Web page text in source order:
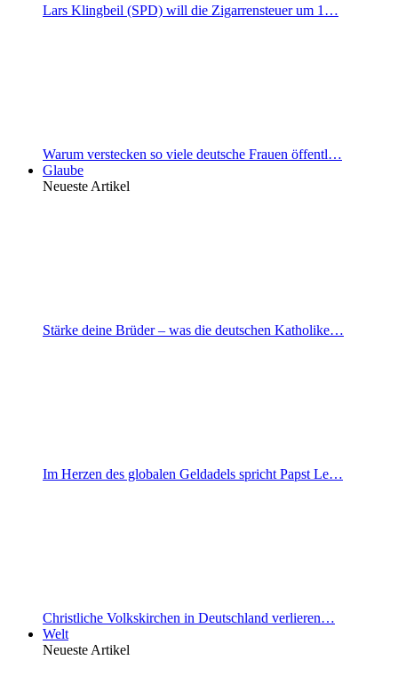
Lars Klingbeil (SPD) will die Zigarrensteuer um 1…
Warum verstecken so viele deutsche Frauen öffentl…
Glaube
Neueste Artikel
Stärke deine Brüder – was die deutschen Katholike…
Im Herzen des globalen Geldadels spricht Papst Le…
Christliche Volkskirchen in Deutschland verlieren…
Welt
Neueste Artikel